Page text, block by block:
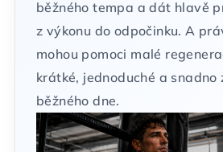
běžného tempa a dát hlavě
z výkonu do odpočinku. A
mohou pomoci malé
krátké, jednoduché a
běžného dne.